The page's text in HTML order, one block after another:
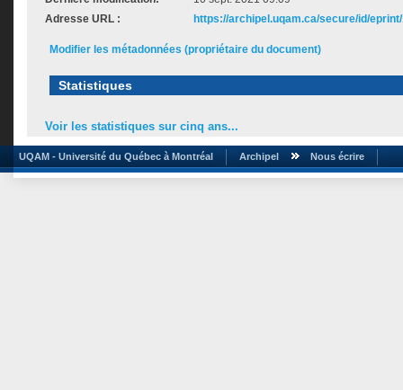
Adresse URL :
https://archipel.uqam.ca/secure/id/
Modifier les métadonnées (propriétaire du document)
Statistiques
Voir les statistiques sur cinq ans...
UQAM - Université du Québec à Montréal Archipel Nous écrire